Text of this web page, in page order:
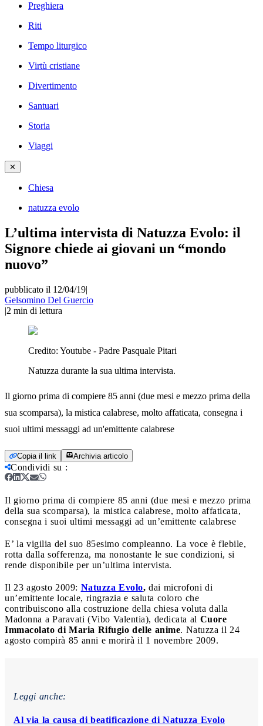
Preghiera
Riti
Tempo liturgico
Virtù cristiane
Divertimento
Santuari
Storia
Viaggi
✕
Chiesa
natuzza evolo
L’ultima intervista di Natuzza Evolo: il
Signore chiede ai giovani un “mondo
nuovo”
pubblicato il 12/04/19|
Gelsomino Del Guercio
|2 min di lettura
Credito: Youtube - Padre Pasquale Pitari
Natuzza durante la sua ultima intervista.
Il giorno prima di compiere 85 anni (due mesi e mezzo prima della
sua scomparsa), la mistica calabrese, molto affaticata, consegna i
suoi ultimi messaggi ad un'emittente calabrese
Copia il link Archivia articolo
Condividi su :
Il giorno prima di compiere 85 anni (due mesi e mezzo prima
della sua scomparsa), la mistica calabrese, molto affaticata,
consegna i suoi ultimi messaggi ad un’emittente calabrese
E’ la vigilia del suo 85esimo compleanno. La voce è flebile,
rotta dalla sofferenza, ma nonostante le sue condizioni, si
rende disponibile per un’ultima intervista.
Il 23 agosto 2009: Natuzza Evolo, dai microfoni di
un’emittente locale, ringrazia e saluta coloro che
contribuiscono alla costruzione della chiesa voluta dalla
Madonna a Paravati (Vibo Valentia), dedicata al Cuore
Immacolato di Maria Rifugio delle anime. Natuzza il 24
agosto compirà 85 anni e morirà il 1 novembre 2009.
Leggi anche:
Al via la causa di beatificazione di Natuzza Evolo